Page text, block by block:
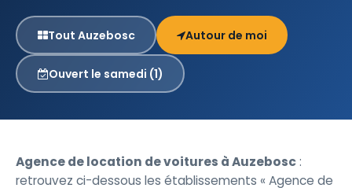
Tout Auzebosc Autour de moi
Ouvert le samedi (1)
Agence de location de voitures à Auzebosc:
retrouvez ci-dessous les établissements « Agence de